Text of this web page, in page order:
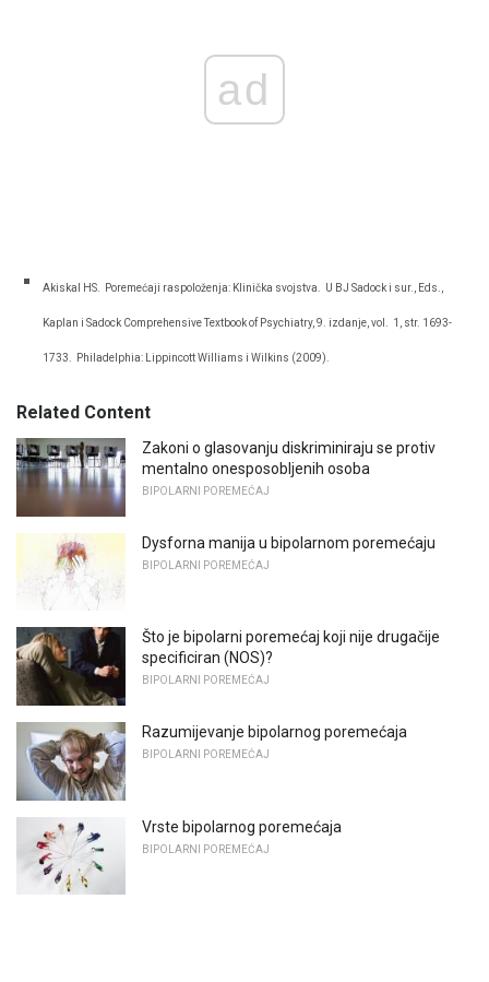
ad
Akiskal HS. Poremećaji raspoloženja: Klinička svojstva. U BJ Sadock i sur., Eds.,
Kaplan i Sadock Comprehensive Textbook of Psychiatry, 9. izdanje, vol. 1, str. 1693-
1733. Philadelphia: Lippincott Williams i Wilkins (2009).
Related Content
Zakoni o glasovanju diskriminiraju se protiv
mentalno onesposobljenih osoba
BIPOLARNI POREMEĆAJ
Dysforna manija u bipolarnom poremećaju
BIPOLARNI POREMEĆAJ
Što je bipolarni poremećaj koji nije drugačije
specificiran (NOS)?
BIPOLARNI POREMEĆAJ
Razumijevanje bipolarnog poremećaja
BIPOLARNI POREMEĆAJ
Vrste bipolarnog poremećaja
BIPOLARNI POREMEĆAJ